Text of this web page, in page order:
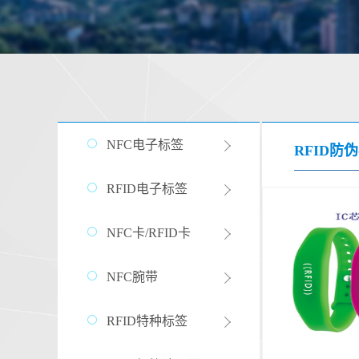
NFC电子标签
RFID电子标签
NFC卡/RFID卡
NFC腕带
RFID特种标签
RFID防